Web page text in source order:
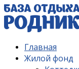
Главная
Жилой фонд